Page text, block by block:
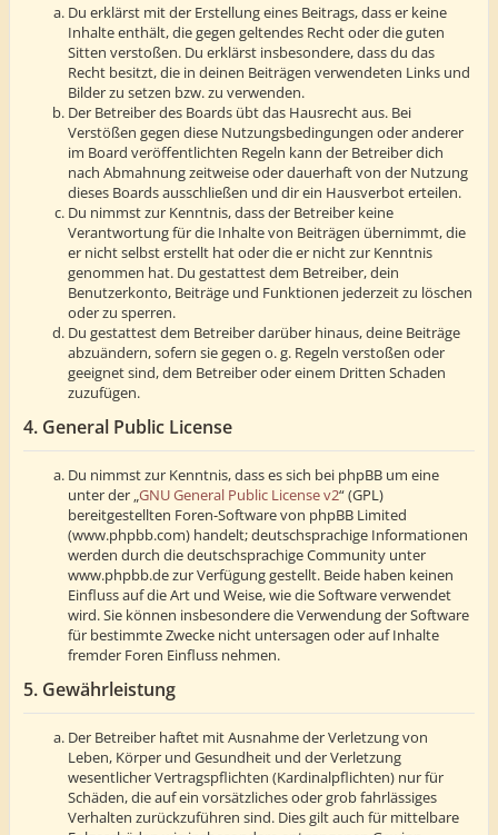
Du erklärst mit der Erstellung eines Beitrags, dass er keine
Inhalte enthält, die gegen geltendes Recht oder die guten
Sitten verstoßen. Du erklärst insbesondere, dass du das
Recht besitzt, die in deinen Beiträgen verwendeten Links und
Bilder zu setzen bzw. zu verwenden.
Der Betreiber des Boards übt das Hausrecht aus. Bei
Verstößen gegen diese Nutzungsbedingungen oder anderer
im Board veröffentlichten Regeln kann der Betreiber dich
nach Abmahnung zeitweise oder dauerhaft von der Nutzung
dieses Boards ausschließen und dir ein Hausverbot erteilen.
Du nimmst zur Kenntnis, dass der Betreiber keine
Verantwortung für die Inhalte von Beiträgen übernimmt, die
er nicht selbst erstellt hat oder die er nicht zur Kenntnis
genommen hat. Du gestattest dem Betreiber, dein
Benutzerkonto, Beiträge und Funktionen jederzeit zu löschen
oder zu sperren.
Du gestattest dem Betreiber darüber hinaus, deine Beiträge
abzuändern, sofern sie gegen o. g. Regeln verstoßen oder
geeignet sind, dem Betreiber oder einem Dritten Schaden
zuzufügen.
4. General Public License
Du nimmst zur Kenntnis, dass es sich bei phpBB um eine
unter der „GNU General Public License v2“ (GPL)
bereitgestellten Foren-Software von phpBB Limited
(www.phpbb.com) handelt; deutschsprachige Informationen
werden durch die deutschsprachige Community unter
www.phpbb.de zur Verfügung gestellt. Beide haben keinen
Einfluss auf die Art und Weise, wie die Software verwendet
wird. Sie können insbesondere die Verwendung der Software
für bestimmte Zwecke nicht untersagen oder auf Inhalte
fremder Foren Einfluss nehmen.
5. Gewährleistung
Der Betreiber haftet mit Ausnahme der Verletzung von
Leben, Körper und Gesundheit und der Verletzung
wesentlicher Vertragspflichten (Kardinalpflichten) nur für
Schäden, die auf ein vorsätzliches oder grob fahrlässiges
Verhalten zurückzuführen sind. Dies gilt auch für mittelbare